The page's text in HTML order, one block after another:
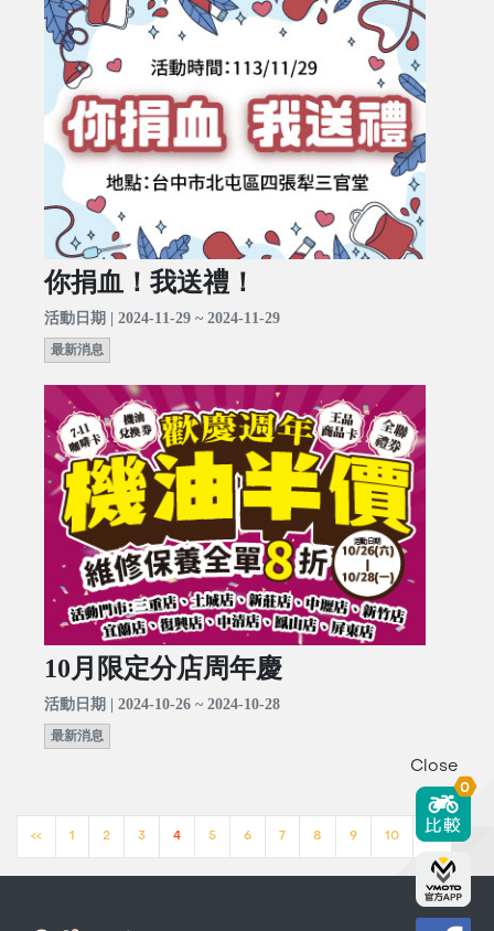
你捐血！我送禮！
活動日期 | 2024-11-29 ~ 2024-11-29
最新消息
10月限定分店周年慶
活動日期 | 2024-10-26 ~ 2024-10-28
最新消息
<< 1 2 3 4 5 6 7 8 9 10 >>
Close
0